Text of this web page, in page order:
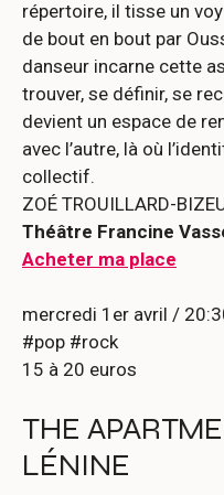
répertoire, il tisse un
de bout en bout par
danseur incarne cette
trouver, se définir, se
devient un espace de
avec l’autre, là où
collectif.
ZOÉ TROUILLARD-
Théâtre Francine
Acheter ma place
mercredi 1er avril /
#pop #rock
15 à 20 euros
THE
LÉNINE